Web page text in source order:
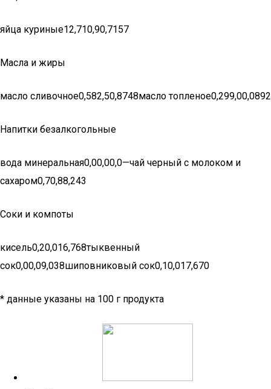
яйца куриные12,710,90,7157
Масла и жиры
масло сливочное0,582,50,8748масло топленое0,299,00,0892
Напитки безалкогольные
вода минеральная0,00,00,0—чай черный с молоком и
сахаром0,70,88,243
Соки и компоты
кисель0,20,016,768тыквенный
сок0,00,09,038шиповниковый сок0,10,017,670
* данные указаны на 100 г продукта